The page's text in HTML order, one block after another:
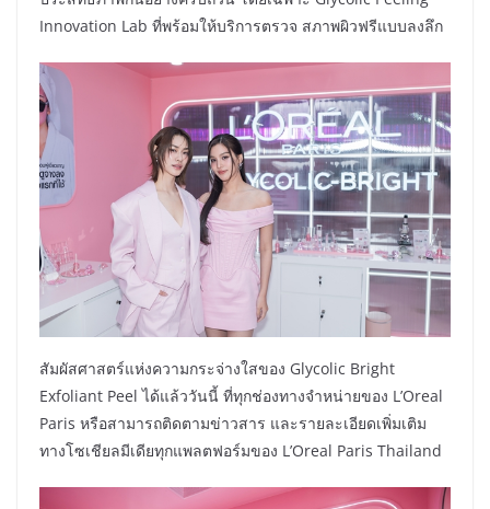
Innovation Lab ที่พร้อมให้บริการตรวจ สภาพผิวฟรีแบบลงลึก
สัมผัสศาสตร์แห่งความกระจ่างใสของ Glycolic Bright
Exfoliant Peel ได้แล้ววันนี้ ที่ทุกช่องทางจำหน่ายของ L’Oreal
Paris หรือสามารถติดตามข่าวสาร และรายละเอียดเพิ่มเติม
ทางโซเชียลมีเดียทุกแพลตฟอร์มของ L’Oreal Paris Thailand